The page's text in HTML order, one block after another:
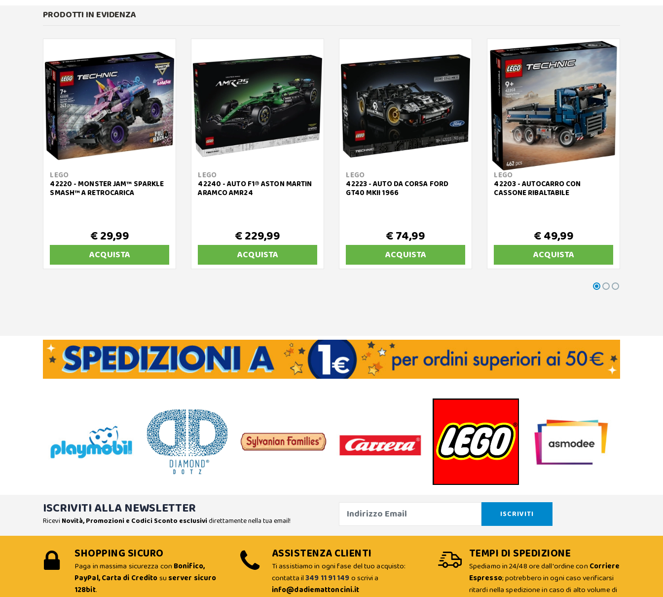
PRODOTTI IN EVIDENZA
LEGO
42220 - MONSTER JAM™ SPARKLE
SMASH™ A RETROCARICA
€ 29,99
ACQUISTA
LEGO
42240 - AUTO F1® ASTON MARTIN
ARAMCO AMR24
€ 229,99
ACQUISTA
LEGO
42223 - AUTO DA CORSA FORD
GT40 MKII 1966
€ 74,99
ACQUISTA
LEGO
42203 - AUTOCARRO CON
CASSONE RIBALTABILE
€ 49,99
ACQUISTA
ISCRIVITI ALLA NEWSLETTER
Ricevi Novità, Promozioni e Codici Sconto esclusividirettamente nella tua email!
SHOPPING SICURO
Paga in massima sicurezza con Bonifico,
PayPal, Carta di Creditosu server sicuro
128bit.
ASSISTENZA CLIENTI
Ti assistiamo in ogni fase del tuo acquisto:
contatta il349 11 91 149o scrivi a
info@dadiemattoncini.it
TEMPI DI SPEDIZIONE
Spediamo in 24/48 ore dall'ordine con Corriere
Espresso; potrebbero in ogni caso verificarsi
ritardi nella spedizione in caso di alto volume di